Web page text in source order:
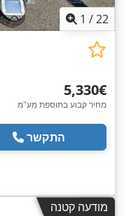
1 /22
‏5,330 ‏€
מחיר קבוע בתוספת מע"מ
התקשר
מודעה קטנה